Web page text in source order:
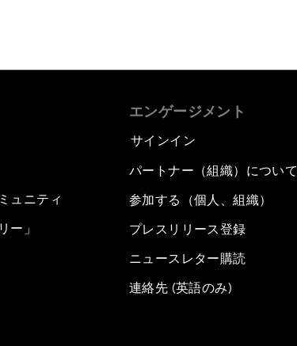
ュニティ
ー」
エンゲージメント
サインイン
パートナー（組織）について
参加する（個人、組織）
プレスリリース登録
ニュースレター購読
連絡先 (英語のみ)